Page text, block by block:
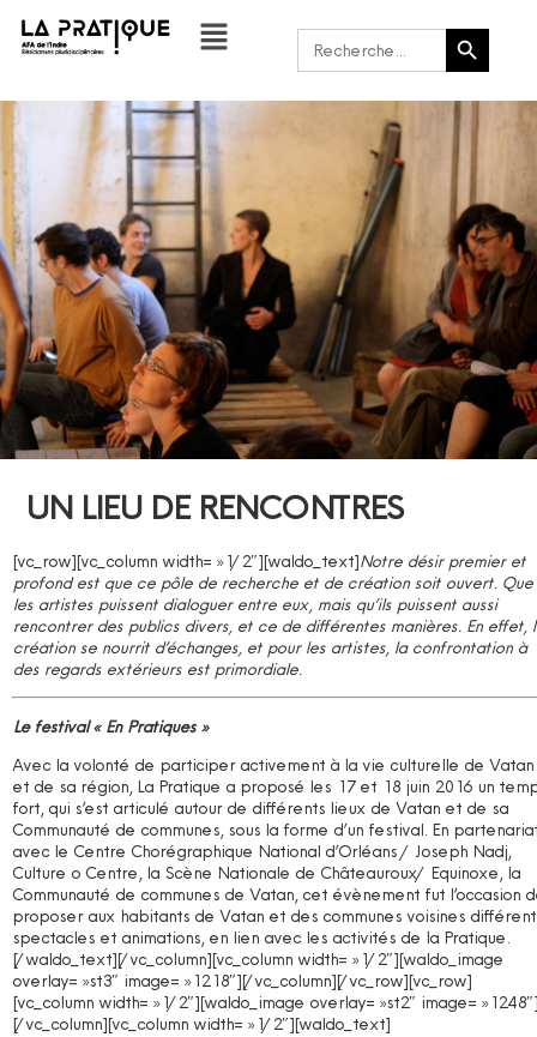
Rechercher : Bouton de recherche
UN LIEU DE RENCONTRES
[vc_row][vc_column width= »1/2″][waldo_text]Notre désir premier et
profond est que ce pôle de recherche et de création soit ouvert. Que
les artistes puissent dialoguer entre eux, mais qu’ils puissent aussi
rencontrer des publics divers, et ce de différentes manières. En effet,
création se nourrit d’échanges, et pour les artistes, la confrontation à
des regards extérieurs est primordiale.
Le festival « En Pratiques »
Avec la volonté de participer activement à la vie culturelle de Vatan
et de sa région, La Pratique a proposé les 17 et 18 juin 2016 un
fort, qui s’est articulé autour de différents lieux de Vatan et de sa
Communauté de communes, sous la forme d’un festival. En
avec le Centre Chorégraphique National d’Orléans / Joseph Nadj,
Culture o Centre, la Scène Nationale de Châteauroux/ Equinoxe, la
Communauté de communes de Vatan, cet évènement fut l’occasion
proposer aux habitants de Vatan et des communes voisines
spectacles et animations, en lien avec les activités de la Pratique.
[/waldo_text][/vc_column][vc_column width= »1/2″][waldo_image
overlay= »st3″ image= »1218″][/vc_column][/vc_row][vc_row]
[vc_column width= »1/2″][waldo_image overlay= »st2″ image= »1248″]
[/vc_column][vc_column width= »1/2″][waldo_text]